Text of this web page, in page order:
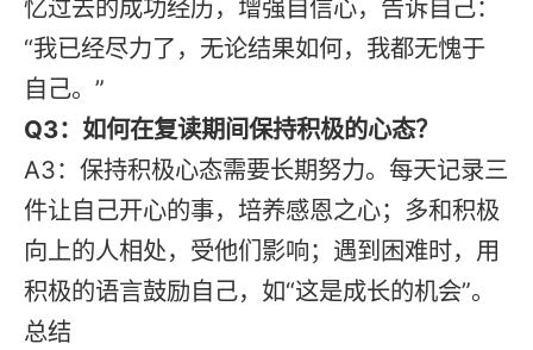
忆过去的成功经历，增强自信心，告诉自己：
“我已经尽力了，无论结果如何，我都无愧于
自己。”
Q3：如何在复读期间保持积极的心态？
A3：保持积极心态需要长期努力。每天记录三
件让自己开心的事，培养感恩之心；多和积极
向上的人相处，受他们影响；遇到困难时，用
积极的语言鼓励自己，如“这是成长的机会”。
总结